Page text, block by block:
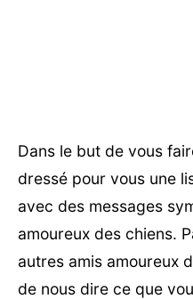
Dans le but de vous
dressé pour vous une
avec des messages
amoureux des chiens.
autres amis amoureux
de nous dire ce que